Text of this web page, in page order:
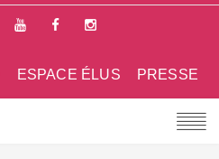
PRESSE
ESPACE ÉLUS